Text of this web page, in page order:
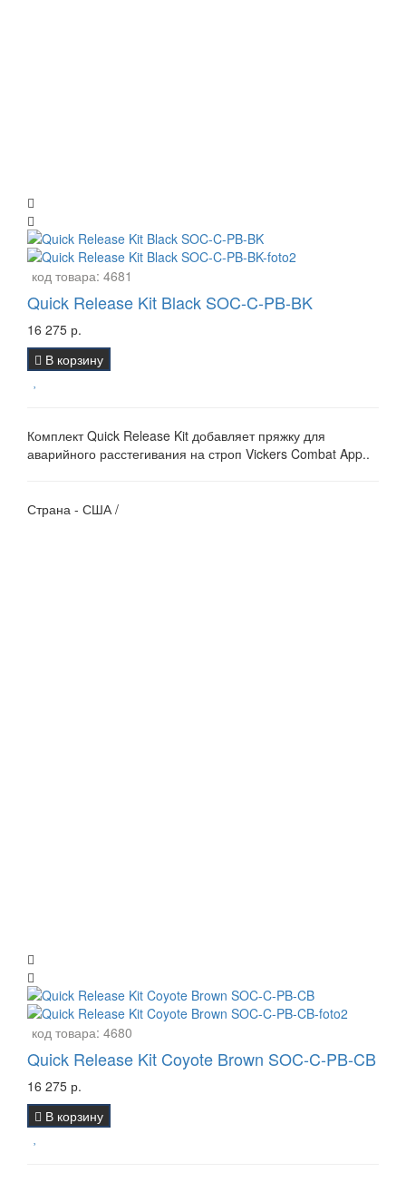
код товара: 4681
Quick Release Kit Black SOC-C-PB-BK
16 275 р.
В корзину
Комплект Quick Release Kit добавляет пряжку для
аварийного расстегивания на строп Vickers Combat App..
Страна - США /
код товара: 4680
Quick Release Kit Coyote Brown SOC-C-PB-CB
16 275 р.
В корзину